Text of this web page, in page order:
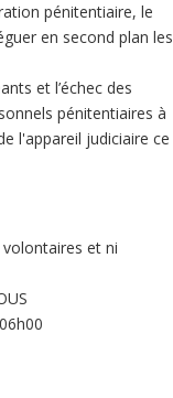
pénitentiaire, le
en second plan les
et l’échec des
pénitentiaires à
l'appareil judiciaire ce
volontaires et ni